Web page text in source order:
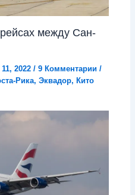
между Сан-
2022/9 Комментарии /
Рика,Эквадор, Кито